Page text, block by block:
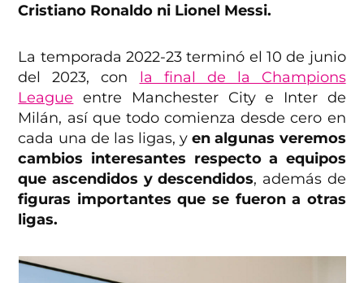
Cristiano Ronaldo ni Lionel Messi.
La temporada 2022-23 terminó el 10 de junio
del 2023, con la final de la Champions
League entre Manchester City e Inter de
Milán, así que todo comienza desde cero en
cada una de las ligas, yen algunas veremos
cambios interesantes respecto a equipos
que ascendidos y descendidos, además de
figuras importantes que se fueron a otras
ligas.